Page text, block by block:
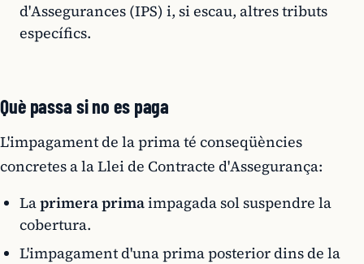
d'Assegurances (IPS) i, si escau, altres tributs
específics.
Què passa si no es paga
L'impagament de la prima té conseqüències
concretes a la Llei de Contracte d'Assegurança:
Laprimera primaimpagada sol suspendre la
cobertura.
L'impagament d'una prima posterior dins de la